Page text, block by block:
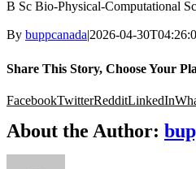
B Sc Bio-Physical-Computational
By buppcanada|2026-04-
Share This Story, Choose Your
FacebookTwitterRedditLinkedIn
About the Author: